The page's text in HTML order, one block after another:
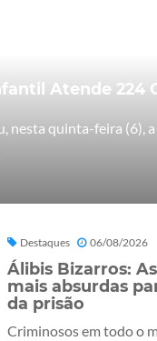
Atende 224
nesta quinta-feira (6), a
Destaques 06/08/2026
Álibis Bizarros:
mais absurdas
da prisão
Criminosos em todo o